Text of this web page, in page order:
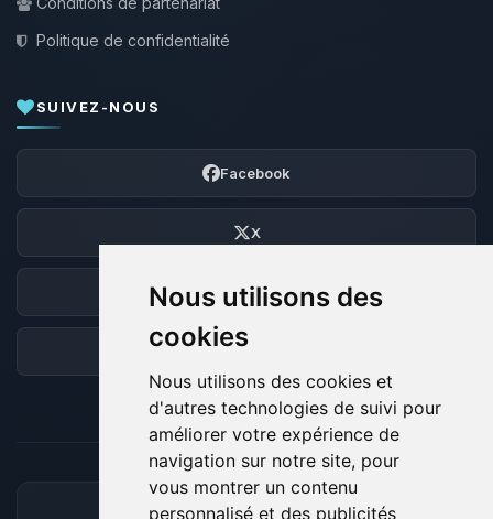
Nous utilisons des
cookies
Nous utilisons des cookies et
d'autres technologies de suivi pour
améliorer votre expérience de
navigation sur notre site, pour
vous montrer un contenu
personnalisé et des publicités
Politique de confidentialité
SUIVEZ-NOUS
Facebook
X
Discord
Forum